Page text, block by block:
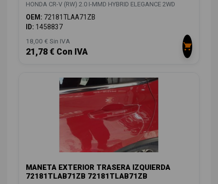
HONDA CR-V (RW) 2.0 I-MMD HYBRID ELEGANCE 2WD
OEM: 72181TLAA71ZB
ID: 1458837
18,00 € Sin IVA
21,78 € Con IVA
MANETA EXTERIOR TRASERA IZQUIERDA
72181TLAB71ZB 72181TLAB71ZB